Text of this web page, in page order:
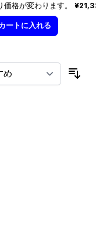
格が変わります。
ートに入れる